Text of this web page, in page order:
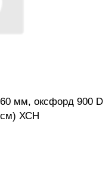
мм, оксфорд 900 D
ХСН